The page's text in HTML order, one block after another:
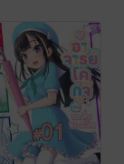
ฉัน (เล่ม1) ตอน
ที่ 4